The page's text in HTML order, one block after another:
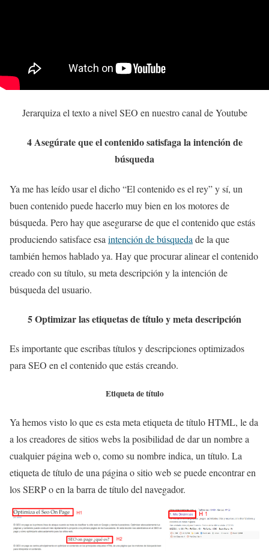
Jerarquiza el texto a nivel SEO en nuestro canal de Youtube
4 Asegúrate que el contenido satisfaga la intención de
búsqueda
Ya me has leído usar el dicho “El contenido es el rey” y sí, un
buen contenido puede hacerlo muy bien en los motores de
búsqueda. Pero hay que asegurarse de que el contenido que estás
produciendo satisface esa intención de búsqueda de la que
también hemos hablado ya. Hay que procurar alinear el contenido
creado con su título, su meta descripción y la intención de
búsqueda del usuario.
5 Optimizar las etiquetas de título y meta descripción
Es importante que escribas títulos y descripciones optimizados
para SEO en el contenido que estás creando.
Etiqueta de título
Ya hemos visto lo que es esta meta etiqueta de título HTML, le da
a los creadores de sitios webs la posibilidad de dar un nombre a
cualquier página web o, como su nombre indica, un título. La
etiqueta de título de una página o sitio web se puede encontrar en
los SERP o en la barra de título del navegador.